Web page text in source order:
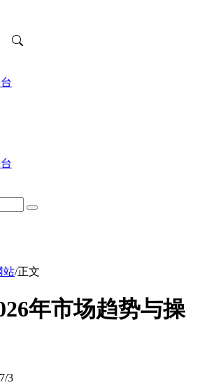
站/正文
年市场趋势与操
7/3